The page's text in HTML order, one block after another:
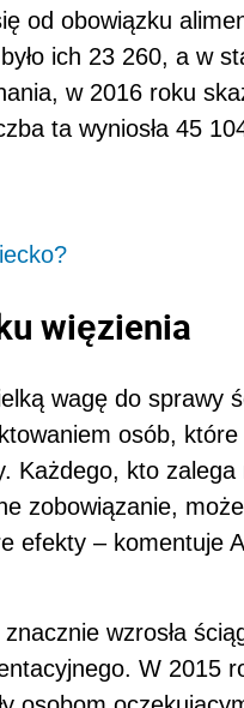
od obowiązku
ich 23 260, a w
w 2016 roku
ta wyniosła 45
więzienia
wagę do sprawy
osób,
Każdego, kto
zobowiązanie,
efekty – komentuje
wzrosła
W 2015